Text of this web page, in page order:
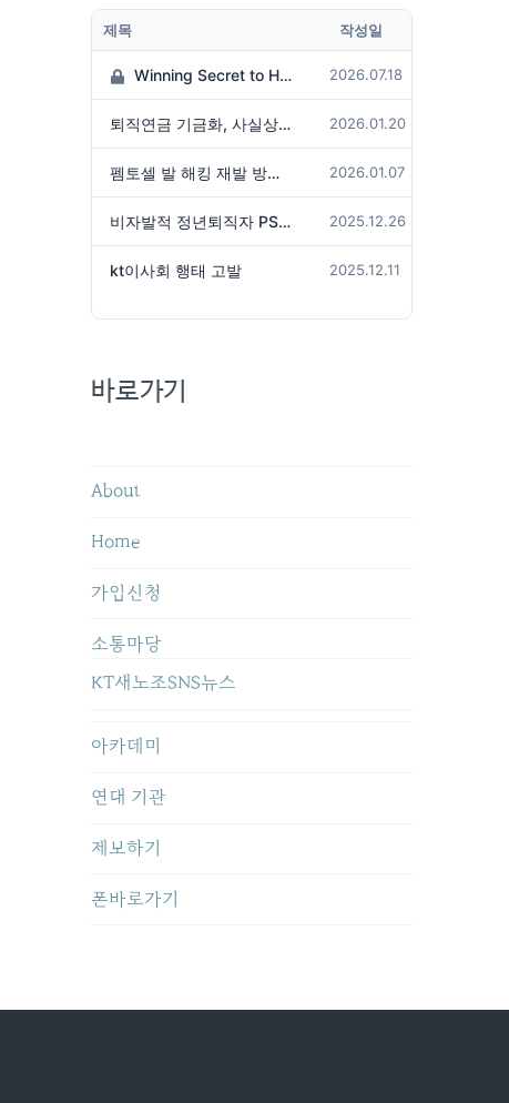
제목 작성일
Winning Secret to Hit the Jackpot! 2026.07.18
퇴직연금 기금화, 사실상 국가가 관리하겠다는 것인가? 2026.01.20
펨토셀 발 해킹 재발 방지 위해서는 2026.01.07
비자발적 정년퇴직자 PS성과급 미지급은 임금체불 아닌가? 2025.12.26
kt이사회 행태 고발 2025.12.11
바로가기
About
Home
가입신청
소통마당
KT새노조SNS뉴스
아카데미
연대 기관
제보하기
폰바로가기